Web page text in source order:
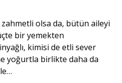
zahmetli olsa da, bütün aileyi
bir yemekten
kimisi de etli sever
yoğurtla birlikte daha da